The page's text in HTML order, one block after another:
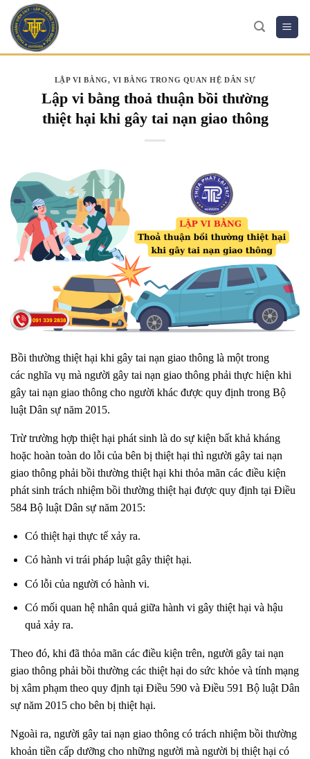
Skip
content
LẬP VI BẰNG, VI BẰNG TRONG QUAN HỆ DÂN SỰ
Lập vi bằng thoả thuận bồi thường
thiệt hại khi gây tai nạn giao thông
Bồi thường thiệt hại khi gây tai nạn giao thông là một trong
các nghĩa vụ mà người gây tai nạn giao thông phải thực hiện khi
gây tai nạn giao thông cho người khác được quy định trong Bộ
luật Dân sự năm 2015.
Trừ trường hợp thiệt hại phát sinh là do sự kiện bất khả kháng
hoặc hoàn toàn do lỗi của bên bị thiệt hại thì người gây tai nạn
giao thông phải bồi thường thiệt hại khi thỏa mãn các điều kiện
phát sinh trách nhiệm bồi thường thiệt hại được quy định tại Điều
584 Bộ luật Dân sự năm 2015:
Có thiệt hại thực tế xảy ra.
Có hành vi trái pháp luật gây thiệt hại.
Có lỗi của người có hành vi.
Có mối quan hệ nhân quả giữa hành vi gây thiệt hại và hậu
quả xảy ra.
Theo đó, khi đã thỏa mãn các điều kiện trên, người gây tai nạn
giao thông phải bồi thường các thiệt hại do sức khỏe và tính mạng
bị xâm phạm theo quy định tại Điều 590 và Điều 591 Bộ luật Dân
sự năm 2015 cho bên bị thiệt hại.
Ngoài ra, người gây tai nạn giao thông có trách nhiệm bồi thường
khoản tiền cấp dưỡng cho những người mà người bị thiệt hại có